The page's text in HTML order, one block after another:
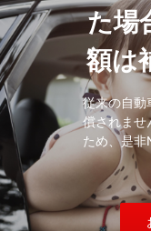
た場
額は
従来の自動
償されませ
ため、是非